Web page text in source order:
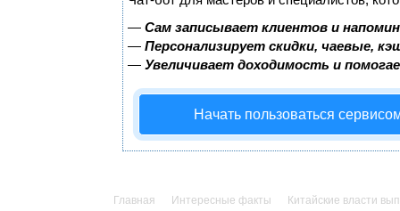
— Сам записывает клиентов и
— Персонализирует скидки, чаевые,
— Увеличивает доходимость и
Начать пользоваться
Главная Интересные факты Китайские власти